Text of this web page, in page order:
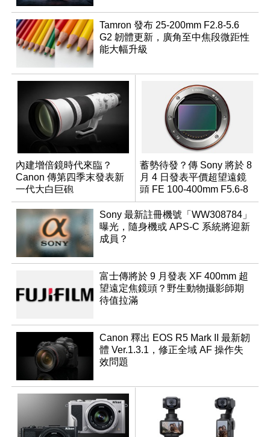
Tamron 發布 25-200mm F2.8-5.6
G2 韌體更新，廣角至中焦段微距性
能大幅升級
內建增倍鏡時代來臨？
Canon 傳第四季末發表新
一代大白巨砲
蓄勢待發？傳 Sony 將於 8
月 4 日發表平價超望遠鏡
頭 FE 100-400mm F5.6-8
Sony 最新註冊機號「WW308784」
曝光，隨身機或 APS-C 系統將迎新
成員？
富士傳將於 9 月發表 XF 400mm 超
望遠定焦鏡頭？野生動物攝影師期
待值拉滿
Canon 釋出 EOS R5 Mark II 最新韌
體 Ver.1.3.1，修正全域 AF 操作失
效問題